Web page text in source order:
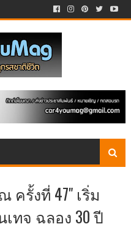
ครั้งที่ 47" เริ่ม
ทจ ฉลอง 30 ปี